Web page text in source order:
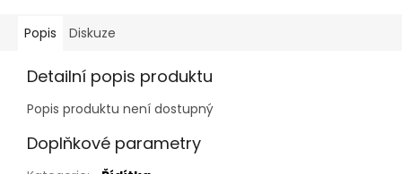
Popis Diskuze
Detailní popis produktu
Popis produktu není dostupný
Doplňkové parametry